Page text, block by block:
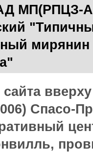
МП(РПЦЗ-
мирянин
Спасо-